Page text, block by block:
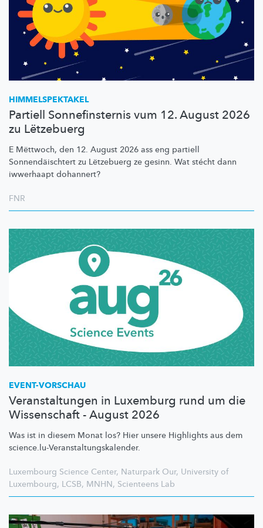
HIMMELSPEKTAKEL
Partiell Sonnefinsternis vum 12. August 2026
zu Lëtzebuerg
E Mëttwoch, den 12. August 2026 ass eng partiell
Sonnendäischtert zu Lëtzebuerg ze gesinn. Wat stécht dann
iwwerhaapt dohannert?
FNR
EVENT-VORSCHAU
Veranstaltungen in Luxemburg rund um die
Wissenschaft - August 2026
Was ist in diesem Monat los? Hier unsere Highlights aus dem
science.lu-Veranstaltungskalender.
Luxembourg Science Center, Naturpark Our, University of
Luxembourg, LCSB, MNHN, Scienteens Lab